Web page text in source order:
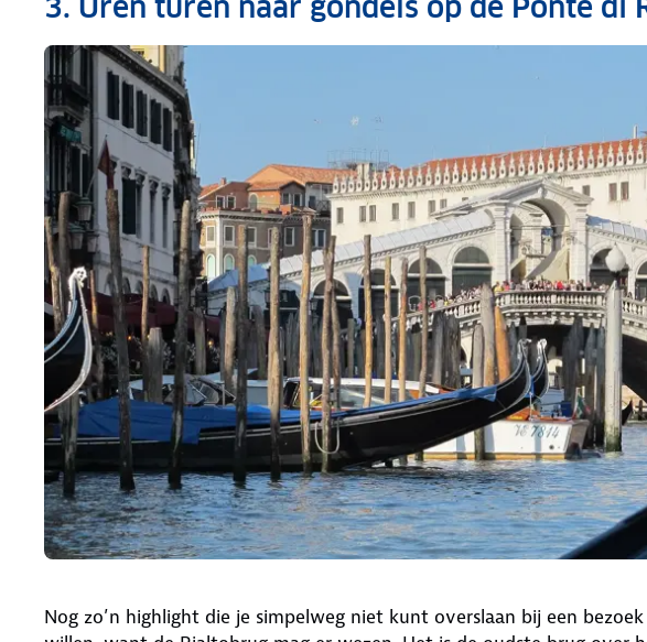
3. Uren turen naar gondels op de Ponte di
Nog zo’n highlight die je simpelweg niet kunt overslaan bij een